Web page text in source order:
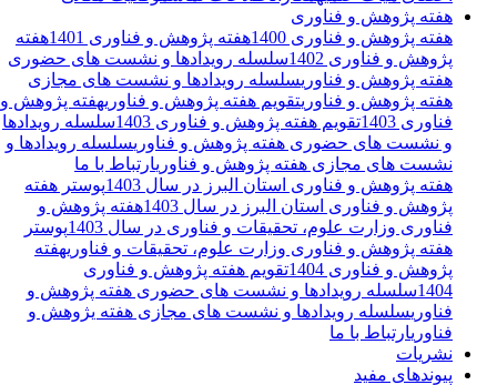
هفته پژوهش و فناوری
هفته پژوهش و فناوری 1400
هفته پژوهش و فناوری 1401
هفته
پژوهش و فناوری 1402
سلسله رویدادها و نشست های حضوری
هفته پژوهش و فناوریسلسله رویدادها و نشست های مجازی
هفته پژوهش و فناوریتقویم هفته پژوهش و فناوریهفته پژوهش و
فناوری 1403
تقویم هفته پژوهش و فناوری 1403
سلسله رویدادها
و نشست های حضوری هفته پژوهش و فناوریسلسله رویدادها و
نشست های مجازی هفته پژوهش و فناوریارتباط با ما
هفته پژوهش و فناوری استان البرز در سال 1403
پوستر هفته
پژوهش و فناوری استان البرز در سال 1403
هفته پژوهش و
فناوری وزارت علوم، تحقیقات و فناوری در سال 1403
پوستر
هفته پژوهش و فناوری وزارت علوم، تحقیقات و فناوریهفته
پژوهش و فناوری 1404
تقویم هفته پژوهش و فناوری
1404سلسله رویدادها و نشست های حضوری هفته پژوهش و
فناوریسلسله رویدادها و نشست های مجازی هفته یژوهش و
فناوریارتباط با ما
نشریات
پیوندهای مفید